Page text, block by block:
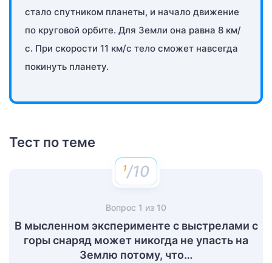
стало спутником планеты, и начало движение
по круговой орбите. Для Земли она равна 8 км/
с. При скорости 11 км/с тело сможет навсегда
покинуть планету.
Тест по теме
/10
Вопрос 1 из 10
В мысленном эксперименте с выстрелами с
горы снаряд может никогда не упасть на
Землю потому, что…